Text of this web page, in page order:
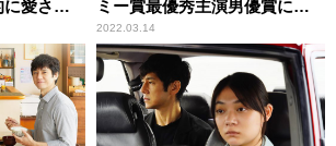
愛され
ミー賞最優秀主演男優賞に輝
く！
2022.03.14